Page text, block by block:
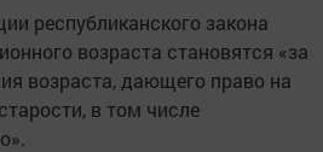
республиканского закона
возраста становятся «за
возраста, дающего право на
в том числе